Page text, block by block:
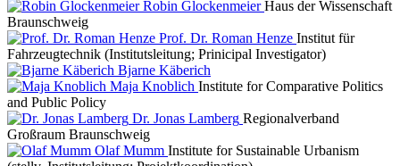
Robin Glockenmeier Haus der Wissenschaft
Braunschweig
Prof. Dr. Roman Henze Institut für
Fahrzeugtechnik (Institutsleitung; Prinicipal Investigator)
Bjarne Käberich
Maja Knoblich Institute for Comparative Politics
and Public Policy
Dr. Jonas Lamberg Regionalverband
Großraum Braunschweig
Olaf Mumm Institute for Sustainable Urbanism